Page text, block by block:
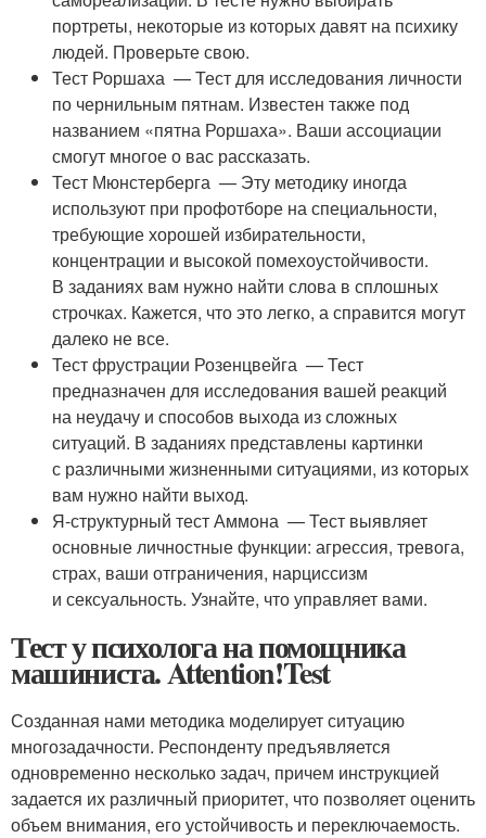
портреты, некоторые из которых давят на психику
людей. Проверьте свою.
Тест Роршаха — Тест для исследования личности
по чернильным пятнам. Известен также под
названием «пятна Роршаха». Ваши ассоциации
смогут многое о вас рассказать.
Тест Мюнстерберга — Эту методику иногда
используют при профотборе на специальности,
требующие хорошей избирательности,
концентрации и высокой помехоустойчивости.
В заданиях вам нужно найти слова в сплошных
строчках. Кажется, что это легко, а справится могут
далеко не все.
Тест фрустрации Розенцвейга — Тест
предназначен для исследования вашей реакций
на неудачу и способов выхода из сложных
ситуаций. В заданиях представлены картинки
с различными жизненными ситуациями, из которых
вам нужно найти выход.
Я-структурный тест Аммона — Тест выявляет
основные личностные функции: агрессия, тревога,
страх, ваши отграничения, нарциссизм
и сексуальность. Узнайте, что управляет вами.
Тест у психолога на помощника
машиниста. Attention!Test
Созданная нами методика моделирует ситуацию
многозадачности. Респонденту предъявляется
одновременно несколько задач, причем инструкцией
задается их различный приоритет, что позволяет оценить
объем внимания, его устойчивость и переключаемость.